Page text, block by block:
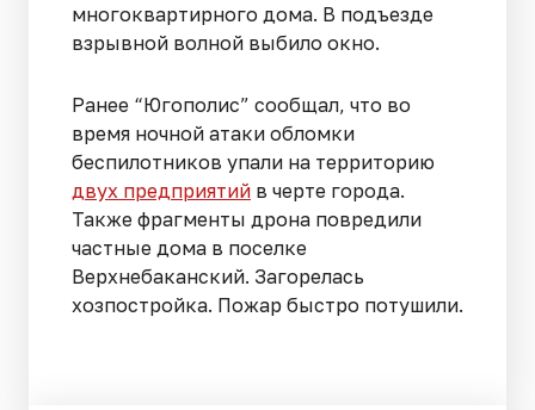
многоквартирного дома. В подъезде
взрывной волной выбило окно.
Ранее “Югополис” сообщал, что во
время ночной атаки обломки
беспилотников упали на территорию
двух предприятий в черте города.
Также фрагменты дрона повредили
частные дома в поселке
Верхнебаканский. Загорелась
хозпостройка. Пожар быстро потушили.